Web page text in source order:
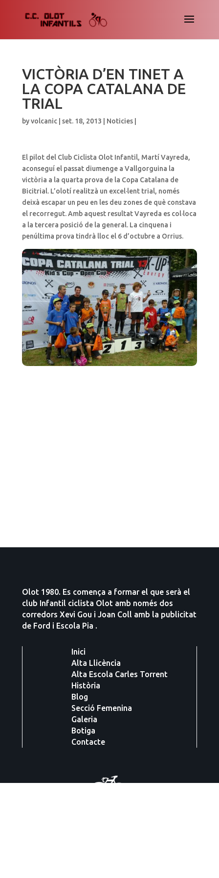
VICTÒRIA D’EN TINET A
LA COPA CATALANA DE
TRIAL
byvolcanic| set. 18, 2013 Noticies|
El pilot del Club Ciclista Olot Infantil, Martí Vayreda,
aconseguí el passat diumenge a Vallgorguina la
victòria a la quarta prova de la Copa Catalana de
Bicitrial. L’olotí realitzà un excel·lent trial, només
deixà escapar un peu en les deu zones de què constava
el recorregut. Amb aquest resultat Vayreda es col·loca
a la tercera posició de la general. La cinquena i
penúltima prova tindrà lloc el 6 d’octubre a Orrius.
Olot 1980. Es comença a formar el que serà el
club Infantil ciclista Olot amb només dos
corredors Xevi Gou i Joan Coll amb la publicitat
de Ford i Escola Pia .
Inici
Alta Llicència
Alta Escola Carles Torrent
Història
Blog
Secció Femenina
Galeria
Botiga
Contacte